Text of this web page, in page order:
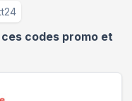
codes promo et